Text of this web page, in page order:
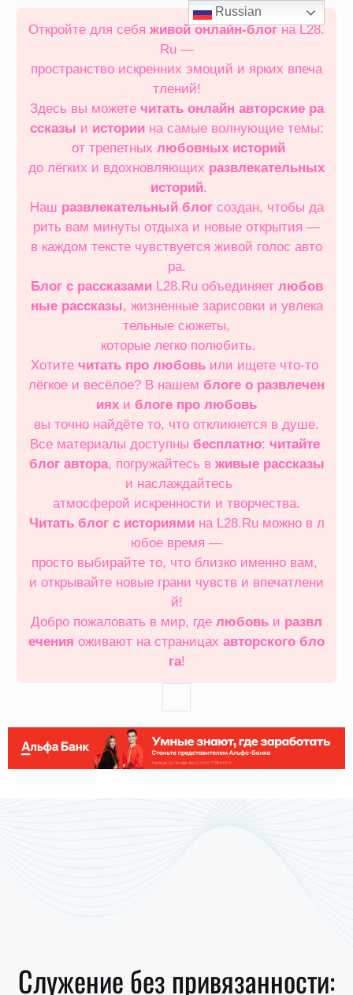
Откройте для себя живой онлайн‑блогна L28.
Ru —
пространство искренних эмоций и ярких впеча
тлений!
Здесь вы можете читать онлайн авторские ра
ссказы и историина самые волнующие темы:
от трепетных любовных историй
до лёгких и вдохновляющих развлекательных
историй.
Наш развлекательный блогсоздан, чтобы да
рить вам минуты отдыха и новые открытия —
в каждом тексте чувствуется живой голос авто
ра.
Блог с рассказамиL28.Ru объединяет любов
ные рассказы, жизненные зарисовки и увлека
тельные сюжеты,
которые легко полюбить.
Хотите читать про любовь или ищете что‑то
лёгкое и весёлое? В нашем блоге о развлечен
иях и блоге про любовь
вы точно найдёте то, что откликнется в душе.
Все материалы доступны бесплатно: читайте
блог автора, погружайтесь в живые рассказы
и наслаждайтесь
атмосферой искренности и творчества.
Читать блог с историямина L28.Ru можно в л
юбое время —
просто выбирайте то, что близко именно вам,
и открывайте новые грани чувств и впечатлени
й!
Добро пожаловать в мир, где любовь и развл
ечения оживают на страницах авторского бло
га!
Служение без привязанности:
Russian